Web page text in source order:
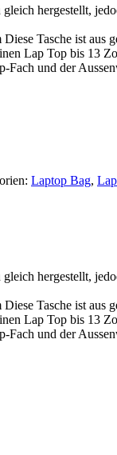
hergestellt,
Tasche ist
Lap Top bis 13
Fach und der
Laptop Bag,
hergestellt,
Tasche ist
Lap Top bis 13
Fach und der